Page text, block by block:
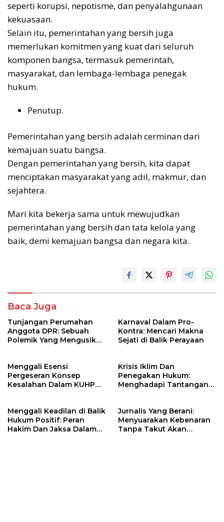
seperti korupsi, nepotisme, dan penyalahgunaan
kekuasaan.
Selain itu, pemerintahan yang bersih juga
memerlukan komitmen yang kuat dari seluruh
komponen bangsa, termasuk pemerintah,
masyarakat, dan lembaga-lembaga penegak
hukum.
Penutup.
Pemerintahan yang bersih adalah cerminan dari
kemajuan suatu bangsa.
Dengan pemerintahan yang bersih, kita dapat
menciptakan masyarakat yang adil, makmur, dan
sejahtera.
Mari kita bekerja sama untuk mewujudkan
pemerintahan yang bersih dan tata kelola yang
baik, demi kemajuan bangsa dan negara kita.
Baca Juga
Tunjangan Perumahan
Anggota DPR: Sebuah
Polemik Yang Mengusik
Karnaval Dalam Pro-
Kontra: Mencari Makna
Sejati di Balik Perayaan
Menggali Esensi
Pergeseran Konsep
Kesalahan Dalam KUHP
Restoratif
Krisis Iklim Dan
Penegakan Hukum:
Menghadapi Tantangan
Menggali Keadilan di Balik
Hukum Positif: Peran
Hakim Dan Jaksa Dalam
Jurnalis Yang Berani:
Menyuarakan Kebenaran
Tanpa Takut Akan